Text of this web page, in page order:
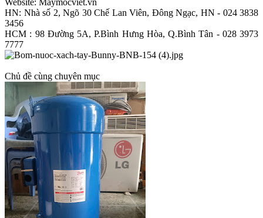
Website: Maymocviet.vn
HN: Nhà số 2, Ngõ 30 Chế Lan Viên, Đông Ngạc, HN - 024 3838
3456
HCM : 98 Đường 5A, P.Bình Hưng Hòa, Q.Bình Tân - 028 3973
7777​
Chủ đề cùng chuyên mục